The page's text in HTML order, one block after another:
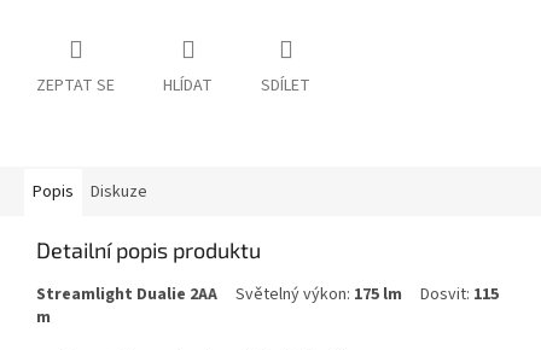
ZEPTAT SE HLÍDAT SDÍLET
Popis Diskuze
Detailní popis produktu
Streamlight Dualie 2AA Světelný výkon: 175 lm Dosvit: 115
m